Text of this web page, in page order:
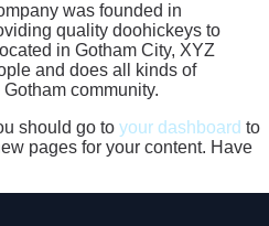
was founded in
quality doohickeys to
in Gotham City, XYZ
and does all kinds of
community.
should go to your dashboard to
pages for your content. Have